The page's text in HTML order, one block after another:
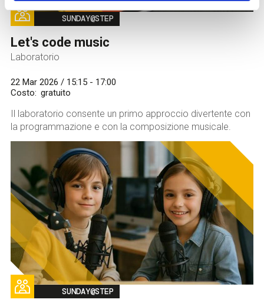
Image
SUNDAY@STEP
Let's code music
Laboratorio
22 Mar 2026 / 15:15 - 17:00
Costo
gratuito
Il laboratorio consente un primo approccio divertente con
la programmazione e con la composizione musicale.
Image
SUNDAY@STEP